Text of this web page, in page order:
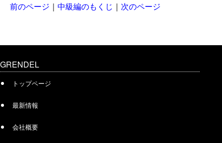
前のページ ｜ 中級編のもくじ ｜ 次のページ
GRENDEL
トップページ
最新情報
会社概要